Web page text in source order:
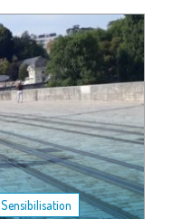
Sensibilisation